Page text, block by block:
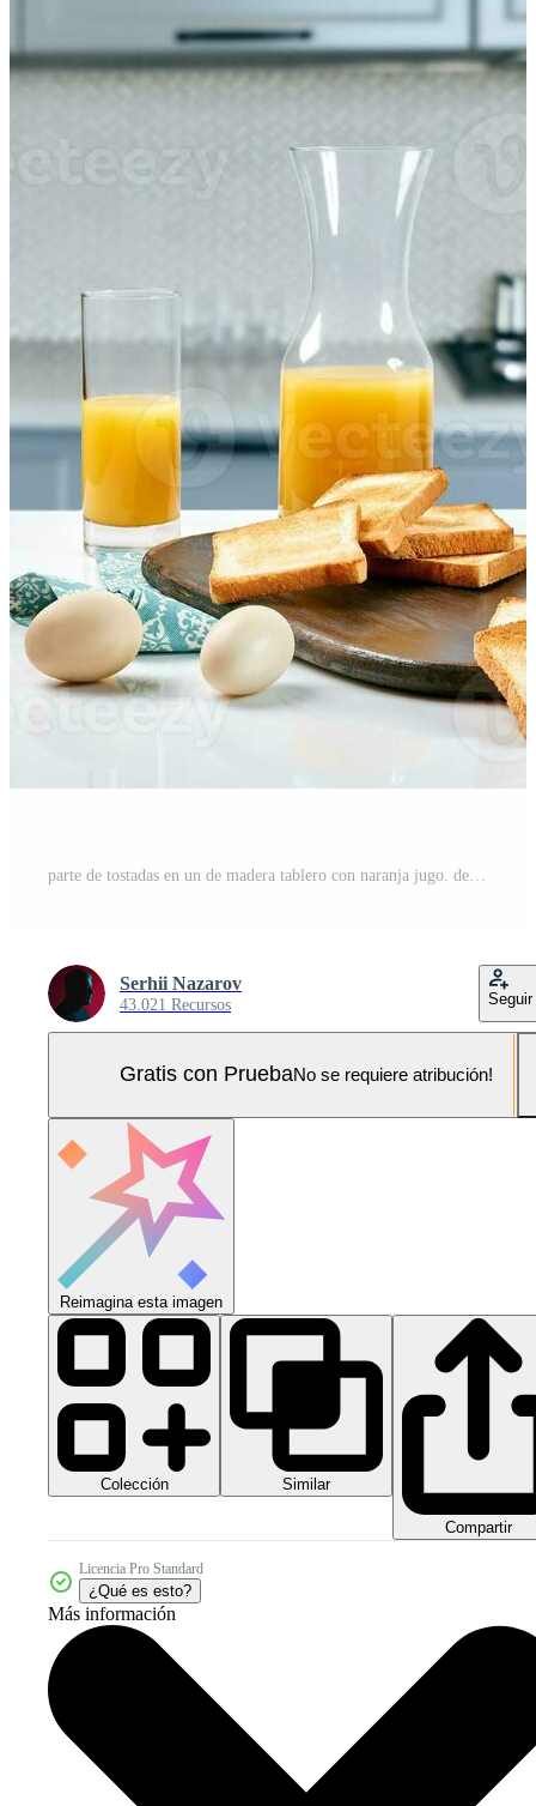
Serhii Nazarov
43.021 Recursos Seguir
Gratis con PruebaNo se requiere atribución!
Reimagina esta imagen
Colección Similar
Compartir
Licencia Pro Standard
¿Qué es esto?
Más información